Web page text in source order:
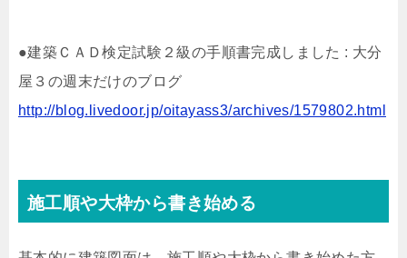
●建築ＣＡＤ検定試験２級の手順書完成しました : 大分
屋３の週末だけのブログ
http://blog.livedoor.jp/oitayass3/archives/1579802.html
施工順や大枠から書き始める